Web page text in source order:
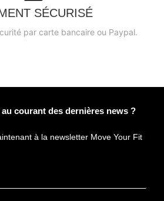
SÉCURISÉ
par carte bancaire ou Paypal.
courant des dernières news ?
à la newsletter Move Your Fit